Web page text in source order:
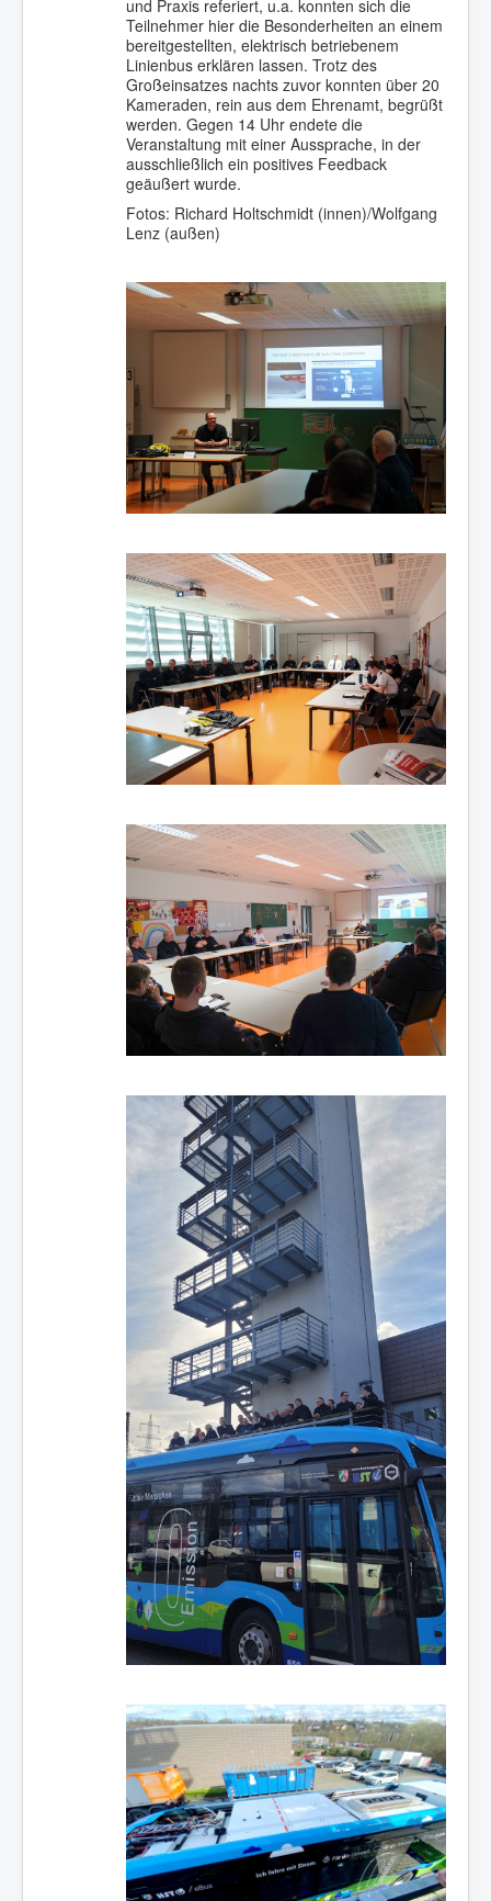
und Praxis referiert, u.a. konnten sich die
Teilnehmer hier die Besonderheiten an einem
bereitgestellten, elektrisch betriebenem
Linienbus erklären lassen. Trotz des
Großeinsatzes nachts zuvor konnten über 20
Kameraden, rein aus dem Ehrenamt, begrüßt
werden. Gegen 14 Uhr endete die
Veranstaltung mit einer Aussprache, in der
ausschließlich ein positives Feedback
geäußert wurde.
Fotos: Richard Holtschmidt (innen)/Wolfgang
Lenz (außen)